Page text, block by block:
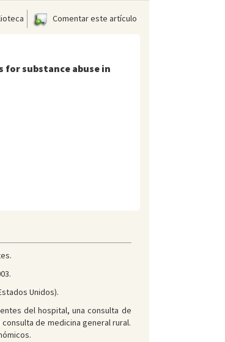
Comentar este artículo
for substance abuse in
Unidos).
del hospital, una consulta de
de medicina general rural.